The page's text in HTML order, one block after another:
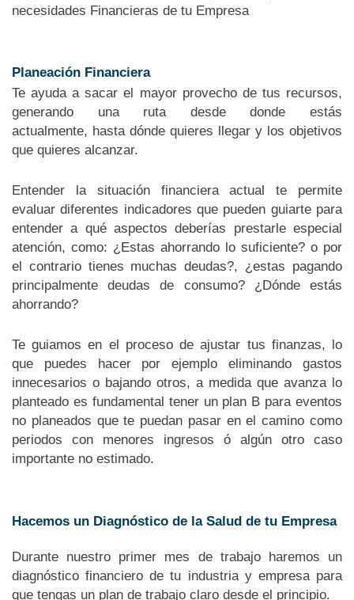
necesidades Financieras de tu Empresa
Hacemos un Diagnóstico de la Salud de tu Empresa
Durante nuestro primer mes de trabajo haremos un
diagnóstico financiero de tu industria y empresa para
que tengas un plan de trabajo claro desde el principio.
Planeación Financiera
Te ayuda a sacar el mayor provecho de tus recursos,
generando una ruta desde donde estás
actualmente, hasta dónde quieres llegar y los objetivos
que quieres alcanzar.
Entender la situación financiera actual te permite
evaluar diferentes indicadores que pueden guiarte para
entender a qué aspectos deberías prestarle especial
atención, como: ¿Estas ahorrando lo suficiente? o por
el contrario tienes muchas deudas?, ¿estas pagando
principalmente deudas de consumo? ¿Dónde estás
ahorrando?
Te guiamos en el proceso de ajustar tus finanzas, lo
que puedes hacer por ejemplo eliminando gastos
innecesarios o bajando otros, a medida que avanza lo
planteado es fundamental tener un plan B para eventos
no planeados que te puedan pasar en el camino como
periodos con menores ingresos ó algún otro caso
importante no estimado.